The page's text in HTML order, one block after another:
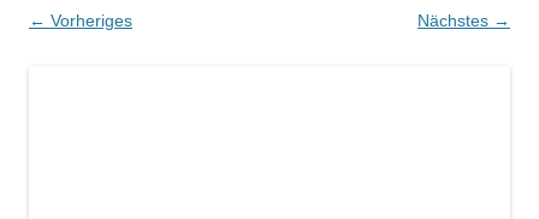
← Vorheriges Nächstes →